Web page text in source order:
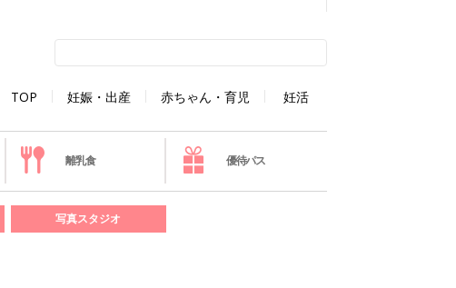
TOP 妊娠・出産 赤ちゃん・育児 妊活
離乳食 優待パス
写真スタジオ